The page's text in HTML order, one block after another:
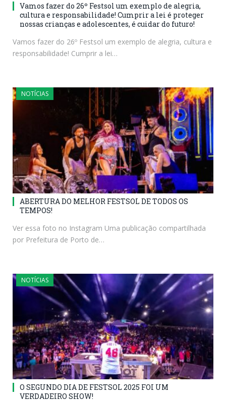
Vamos fazer do 26º Festsol um exemplo de alegria,
cultura e responsabilidade! Cumprir a lei é proteger
nossas crianças e adolescentes, é cuidar do futuro!
Vamos fazer do 26º Festsol um exemplo de alegria, cultura e
responsabilidade! Cumprir a lei…
NOTÍCIAS
ABERTURA DO MELHOR FESTSOL DE TODOS OS
TEMPOS!
Ver essa foto no Instagram Uma publicação compartilhada
por Prefeitura de Porto de…
NOTÍCIAS
O SEGUNDO DIA DE FESTSOL 2025 FOI UM
VERDADEIRO SHOW!